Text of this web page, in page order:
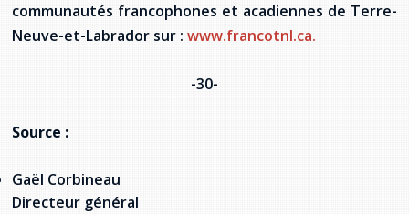
communautés francophones et acadiennes de Terre-
Neuve-et-Labrador sur : www.francotnl.ca.
-30-
Source :
Gaël Corbineau
Directeur général